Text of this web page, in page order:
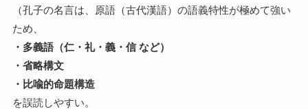
（孔子の名言は、原語（古代漢語）の語義特性が極めて強い
ため、
・多義語（仁・礼・義・信 など）
・省略構文
・比喩的命題構造
を誤読しやすい。